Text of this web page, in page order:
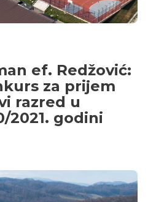
ef. Redžović:
za prijem
razred u
2021. godini